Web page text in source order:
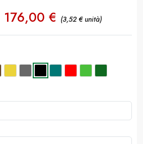
176,00 € (3,52 € unità)